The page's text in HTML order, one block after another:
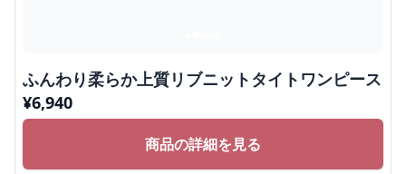
ふんわり柔らか上質リブニットタイトワンピース
¥6,940
商品の詳細を見る